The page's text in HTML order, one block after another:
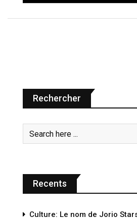
Rechercher
Recents
Culture: Le nom de Jorio